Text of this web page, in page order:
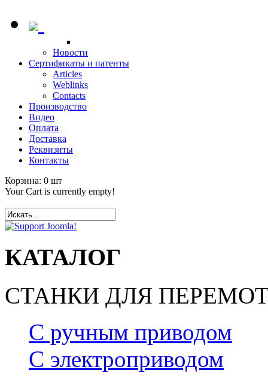
Новости
Сертификаты и патенты
Articles
Weblinks
Contacts
Производство
Видео
Оплата
Доставка
Реквизиты
Контакты
Корзина: 0 шт
Your Cart is currently empty!
КАТАЛОГ
СТАНКИ ДЛЯ
С ручным приводом
С электроприводом